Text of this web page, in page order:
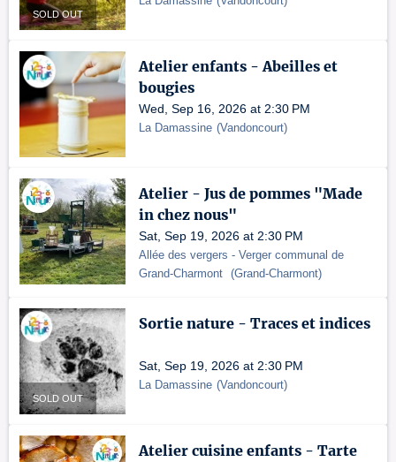
SOLD OUT
Atelier enfants - Abeilles et
bougies
Wed, Sep 16, 2026 at 2:30 PM
La Damassine (Vandoncourt)
Atelier - Jus de pommes "Made
in chez nous"
Sat, Sep 19, 2026 at 2:30 PM
Allée des vergers - Verger communal de
Grand-Charmont (Grand-Charmont)
SOLD OUT
Sortie nature - Traces et indices
Sat, Sep 19, 2026 at 2:30 PM
La Damassine (Vandoncourt)
Atelier cuisine enfants - Tarte